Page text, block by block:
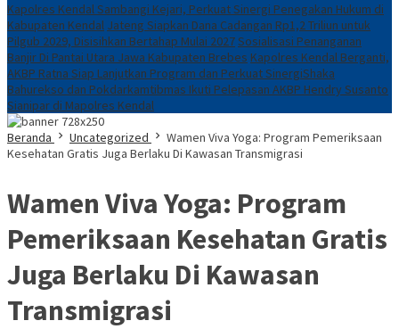
Kapolres Kendal Sambangi Kejari, Perkuat Sinergi Penegakan Hukum di
Kabupaten Kendal Jateng Siapkan Dana Cadangan Rp1,2 Triliun untuk
Pilgub 2029, Disisihkan Bertahap Mulai 2027Sosialisasi Penanganan
Banjir Di Pantai Utara Jawa Kabupaten Brebes Kapolres Kendal Berganti,
AKBP Ratna Siap Lanjutkan Program dan Perkuat Sinergi​Shaka
Bahurekso dan Pokdarkamtibmas Ikuti Pelepasan AKBP Hendry Susanto
Sianipar di Mapolres Kendal
Beranda
Uncategorized
Wamen Viva Yoga: Program Pemeriksaan
Kesehatan Gratis Juga Berlaku Di Kawasan Transmigrasi
Wamen Viva Yoga: Program
Pemeriksaan Kesehatan Gratis
Juga Berlaku Di Kawasan
Transmigrasi